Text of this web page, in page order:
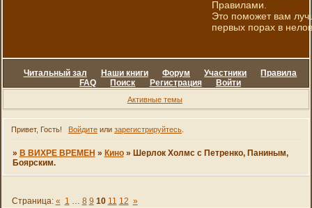
Правилами.
Это поможет вам
первых порах в
Читальный зал Наши книги Форум Участники
Правила
FAQ
Поиск Регистрация Войти
Активные темы
Привет, Гость! Войдитеили зарегистрируйтесь.
» В ВИХРЕ ВРЕМЕН » Кино » Шерлок Холмс с Петренко, Паниным,
Боярским.
Страница: « 1 … 8 9 10 11 12 »